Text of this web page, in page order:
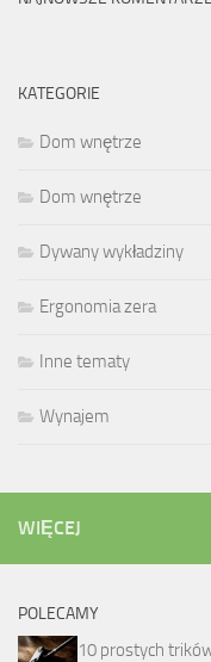
KATEGORIE
Dom wnętrze
Dom wnętrze
Dywany wykładziny
Ergonomia zera
Inne tematy
Wynajem
WIĘCEJ
POLECAMY
10 prostych